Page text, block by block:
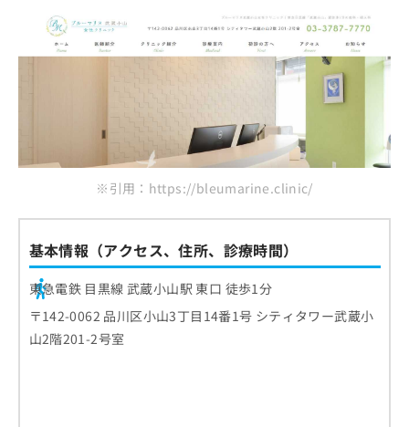
※引用：https://bleumarine.clinic/
基本情報（アクセス、住所、診療時間）
東急電鉄 目黒線 武蔵小山駅 東口 徒歩1分
〒142-0062 品川区小山3丁目14番1号 シティタワー武蔵小
山2階201-2号室